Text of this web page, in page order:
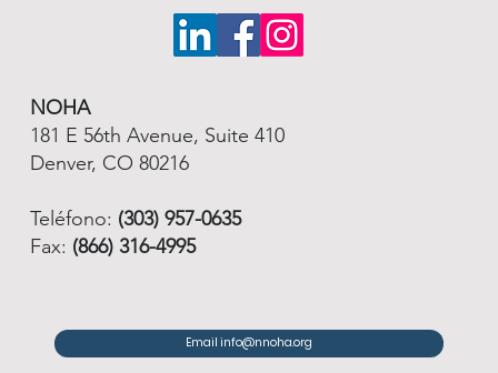
NOHA
181 E 56th Avenue, Suite 410
Denver, CO 80216
Teléfono: (303) 957-0635
Fax: (866) 316-4995
Email info@nnoha.org